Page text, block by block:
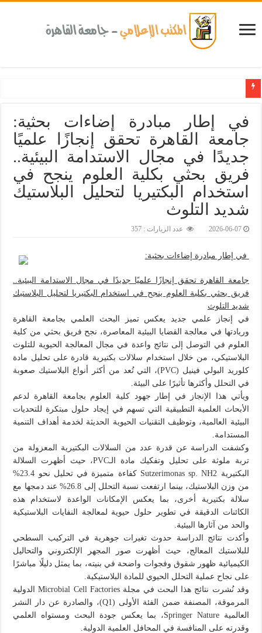
في إطار مبادرة إضاءات بحثية:
جامعة القاهرة تحقق إنجازًا علميًا
جديدًا في مجال الاستدامة البيئية..
فريق بحثي بكلية العلوم ينجح في
استخدام البكتيريا لتحليل البلاستيك
شديد التلوث
2026-06-07 عدد الزيارات : 357
في إطار مبادرة إضاءات بحثية:
جامعة القاهرة تحقق إنجازًا علميًا جديدًا في مجال الاستدامة البيئية..
فريق بحثي بكلية العلوم ينجح في استخدام البكتيريا لتحليل البلاستيك
شديد التلوث
في إنجاز علمي جديد يعكس تميز البحث العلمي بجامعة القاهرة
وريادتها في معالجة القضايا البيئية المعاصرة، نجح فريق بحثي من كلية
العلوم في التوصل إلى نتائج واعدة في مجال المعالجة الحيوية للتلوث
البلاستيكي، من خلال استخدام سلالات بكتيرية قادرة على تحليل مادة
كلوريد البولي فينيل (PVC)، التي تُعد من أكثر أنواع البلاستيك صعوبة
في التحلل وأكثرها تأثيرًا على البيئة.
ويأتي هذا الإنجاز في إطار جهود كلية العلوم بجامعة القاهرة لدعم
الأبحاث العلمية التطبيقية التي تسهم في إيجاد حلول مبتكرة للتحديات
البيئية العالمية، وتوظيف التقنيات الحيوية الحديثة لخدمة أهداف التنمية
المستدامة.
وكشفت الدراسة عن قدرة عدد من السلالات البكتيرية المعزولة من
تربة ملوثة على تحليل وتفكيك مادة الـPVC، حيث أظهرت السلالة
البكتيرية Sutzerimonas sp. NH2 كفاءة متميزة في تحليل نحو 23.4%
من وزن البلاستيك، بينما ارتفعت نسبة التحلل إلى 26.8% عند دمجها مع
سلالة بكتيرية أخرى، بما يعكس الإمكانات الواعدة لاستخدام هذه
الكائنات الدقيقة في تطوير حلول حيوية لمعالجة النفايات البلاستيكية
والحد من آثارها البيئية.
وأكدت نتائج الدراسة حدوث تغيرات جوهرية في التركيب السطحي
للبلاستيك المعالج، حيث أظهرت صور المجهر الإلكتروني والتحاليل
الكيميائية ظهور شقوق وفجوات واضحة في بنيته، بما يمثل دليلًا مباشرًا
على نجاح عملية التحلل الحيوي للمادة البلاستيكية.
وقد نُشرت نتائج هذا البحث في مجلة Microbial Cell Factories الدولية
المرموقة، المصنفة ضمن الفئة الأولى (Q1)، والصادرة عن دار النشر
العالمية Springer Nature، بما يعكس جودة البحث ومستواه العلمي
وقدرته على المنافسة في المحافل العلمية الدولية.